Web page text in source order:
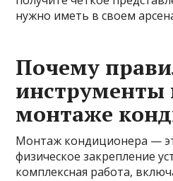
нужно иметь в своем
Почему
монтаже
Монтаж кондиционера —
физическое закрепление
комплексная работа,